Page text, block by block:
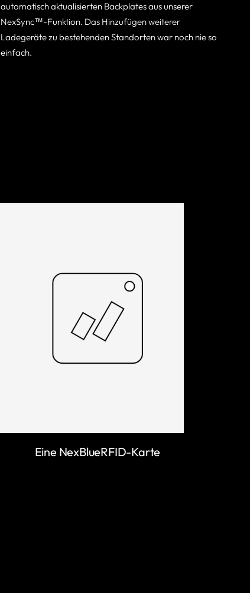
automatisch aktualisierten Backplates aus unserer
NexSync™-Funktion. Das Hinzufügen weiterer
Ladegeräte zu bestehenden Standorten war noch nie so
einfach.
Eine NexBlueRFID-Karte